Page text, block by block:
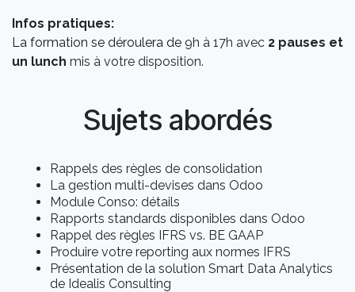
Infos pratiques:
La formation se déroulera de 9h à 17h avec 2 pauses et
un lunch mis à votre disposition.
Sujets abordés
Rappels des règles de consolidation
La gestion multi-devises dans Odoo
Module Conso: détails
Rapports standards disponibles dans Odoo
Rappel des règles IFRS vs. BE GAAP
Produire votre reporting aux normes IFRS
Présentation de la solution Smart Data Analytics
de Idealis Consulting